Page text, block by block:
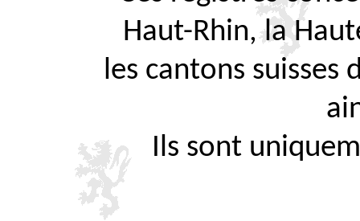
Haut-Rhin, la
les cantons suisses
Ils sont